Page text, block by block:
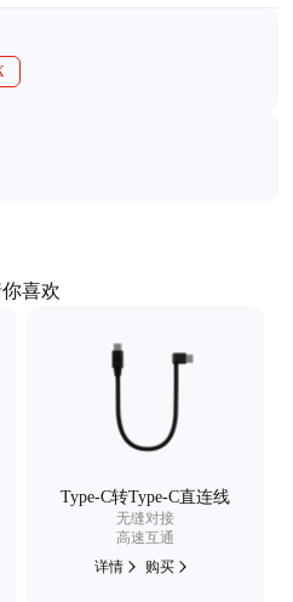
喜欢
Type-C转Type-C直连线
无缝对接
高速互通
详情
购买